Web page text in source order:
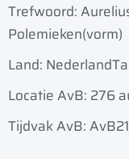
Trefwoord:
Polemieken(vorm)
Land: Nederland
Locatie AvB: 276
Tijdvak AvB: AvB21